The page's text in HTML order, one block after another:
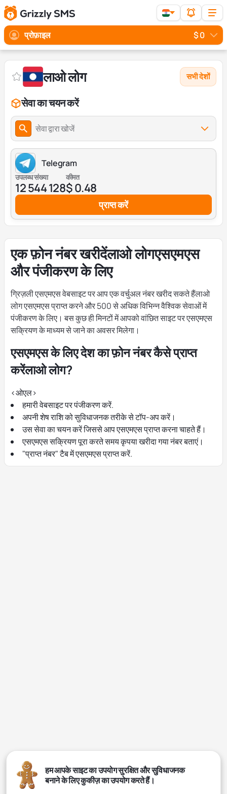
प्रोफ़ाइल $ 0
लाओ लोग सभी देशों
सेवा का चयन करें
सेवा द्वारा खोजें
Telegram
उपलब्ध संख्या
12 544 128
कीमत
$ 0.48
प्राप्त करें
एक फ़ोन नंबर खरीदेंलाओ लोगएसएमएस
और पंजीकरण के लिए
ग्रिज़ली एसएमएस वेबसाइट पर आप एक वर्चुअल नंबर खरीद सकते हैंलाओ
लोग एसएमएस प्राप्त करने और 500 से अधिक विभिन्न वैश्विक सेवाओं में
पंजीकरण के लिए। बस कुछ ही मिनटों में आपको वांछित साइट पर एसएमएस
सक्रियण के माध्यम से जाने का अवसर मिलेगा।
एसएमएस के लिए देश का फ़ोन नंबर कैसे प्राप्त
करेंलाओ लोग?
<ओएल>
हमारी वेबसाइट पर पंजीकरण करें.
अपनी शेष राशि को सुविधाजनक तरीके से टॉप-अप करें।
उस सेवा का चयन करें जिससे आप एसएमएस प्राप्त करना चाहते हैं।
एसएमएस सक्रियण पूरा करते समय कृपया खरीदा गया नंबर बताएं।
"प्राप्त नंबर" टैब में एसएमएस प्राप्त करें.
हम आपके साइट का उपयोग सुरक्षित और सुविधाजनक
बनाने के लिए कुकीज़ का उपयोग करते हैं।